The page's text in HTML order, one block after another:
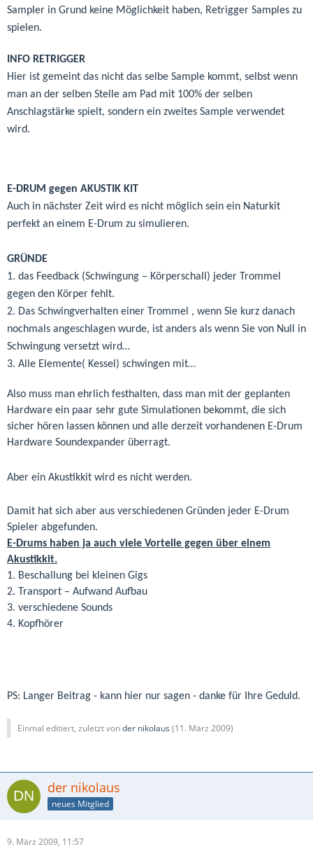
Sampler in Grund keine Möglichkeit haben, Retrigger Samples zu
spielen.
INFO RETRIGGER
Hier ist gemeint das nicht das selbe Sample kommt, selbst wenn
man an der selben Stelle am Pad mit 100% der selben
Anschlagstärke spielt, sondern ein zweites Sample verwendet
wird.
E-DRUM gegen AKUSTIK KIT
Auch in nächster Zeit wird es nicht möglich sein ein Naturkit
perfekt an einem E-Drum zu simulieren.
GRÜNDE
1. das Feedback (Schwingung – Körperschall) jeder Trommel
gegen den Körper fehlt.
2. Das Schwingverhalten einer Trommel , wenn Sie kurz danach
nochmals angeschlagen wurde, ist anders als wenn Sie von Null in
Schwingung versetzt wird…
3. Alle Elemente( Kessel) schwingen mit…
Also muss man ehrlich festhalten, dass man mit der geplanten
Hardware ein paar sehr gute Simulationen bekommt, die sich
sicher hören lassen können und alle derzeit vorhandenen E-Drum
Hardware Soundexpander überragt.
Aber ein Akustikkit wird es nicht werden.
Damit hat sich aber aus verschiedenen Gründen jeder E-Drum
Spieler abgefunden.
E-Drums haben ja auch viele Vorteile gegen über einem
Akustikkit.
1. Beschallung bei kleinen Gigs
2. Transport – Aufwand Aufbau
3. verschiedene Sounds
4. Kopfhörer
PS: Langer Beitrag - kann hier nur sagen - danke für Ihre Geduld.
Einmal editiert, zuletzt vonder nikolaus (11. März 2009)
der nikolaus
neues Mitglied
9. März 2009, 11:57